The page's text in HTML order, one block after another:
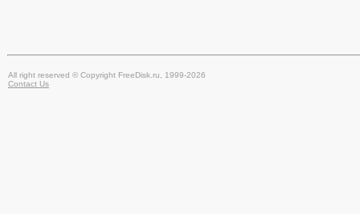
All right reserved © Copyright FreeDisk.ru, 1999-2026
Contact Us